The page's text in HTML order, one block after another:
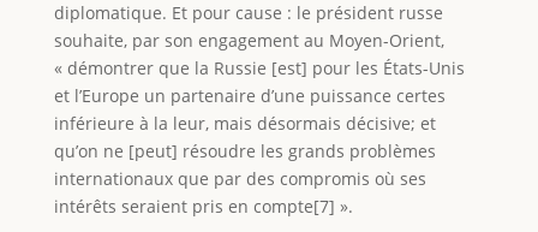
diplomatique. Et pour cause : le président russe
souhaite, par son engagement au Moyen-Orient,
« démontrer que la Russie [est] pour les États-Unis
et l’Europe un partenaire d’une puissance certes
inférieure à la leur, mais désormais décisive; et
qu’on ne [peut] résoudre les grands problèmes
internationaux que par des compromis où ses
intérêts seraient pris en compte[7] ».